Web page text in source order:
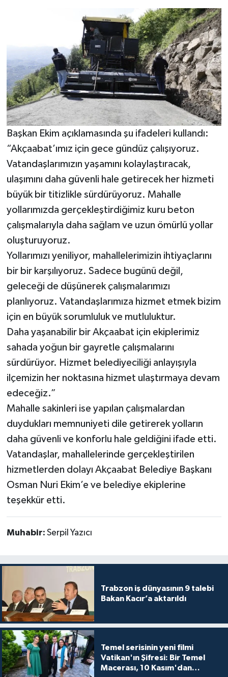
Başkan Ekim açıklamasında şu ifadeleri kullandı:
“Akçaabat’ımız için gece gündüz çalışıyoruz.
Vatandaşlarımızın yaşamını kolaylaştıracak,
ulaşımını daha güvenli hale getirecek her hizmeti
büyük bir titizlikle sürdürüyoruz. Mahalle
yollarımızda gerçekleştirdiğimiz kuru beton
çalışmalarıyla daha sağlam ve uzun ömürlü yollar
oluşturuyoruz.
Yollarımızı yeniliyor, mahallelerimizin ihtiyaçlarını
bir bir karşılıyoruz. Sadece bugünü değil,
geleceği de düşünerek çalışmalarımızı
planlıyoruz. Vatandaşlarımıza hizmet etmek bizim
için en büyük sorumluluk ve mutluluktur.
Daha yaşanabilir bir Akçaabat için ekiplerimiz
sahada yoğun bir gayretle çalışmalarını
sürdürüyor. Hizmet belediyeciliği anlayışıyla
ilçemizin her noktasına hizmet ulaştırmaya devam
edeceğiz.”
Mahalle sakinleri ise yapılan çalışmalardan
duydukları memnuniyeti dile getirerek yolların
daha güvenli ve konforlu hale geldiğini ifade etti.
Vatandaşlar, mahallelerinde gerçekleştirilen
hizmetlerden dolayı Akçaabat Belediye Başkanı
Osman Nuri Ekim’e ve belediye ekiplerine
teşekkür etti.
Muhabir: Serpil Yazıcı
Trabzon iş dünyasının 9 talebi
Bakan Kacır’a aktarıldı
Temel serisinin yeni filmi
Vatikan'ın Şifresi: Bir Temel
Macerası, 10 Kasım'dan